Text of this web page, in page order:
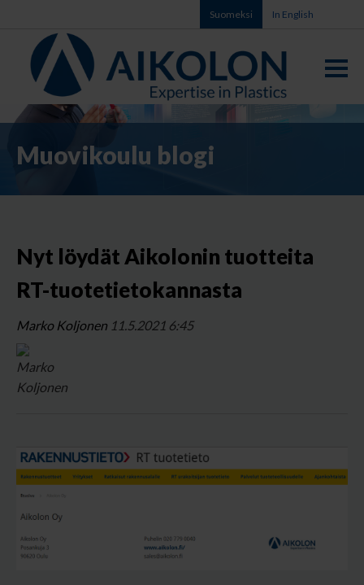
Suomeksi In English
Muovikoulu blogi
Nyt löydät Aikolonin tuotteita
RT-tuotetietokannasta
Marko Koljonen 11.5.2021 6:45